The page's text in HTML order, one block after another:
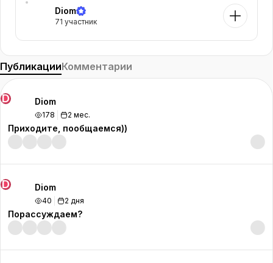
Diom
71 участник
ПубликацииКомментарии
D Diom
178 2 мес.
Приходите, пообщаемся))
D Diom
40 2 дня
Порассуждаем?